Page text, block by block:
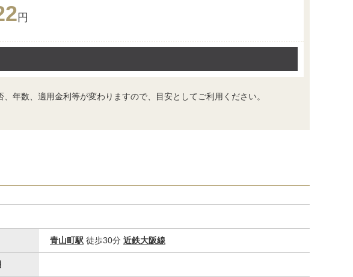
円
年数、適用金利等が変わりますので、目安としてご利用ください。
青山町駅 徒歩30分 近鉄大阪線